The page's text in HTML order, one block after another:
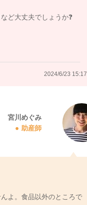
ど大丈夫でしょうか❓
2024/6/23 15:17
宮川めぐみ
助産師
よ。食品以外のところで